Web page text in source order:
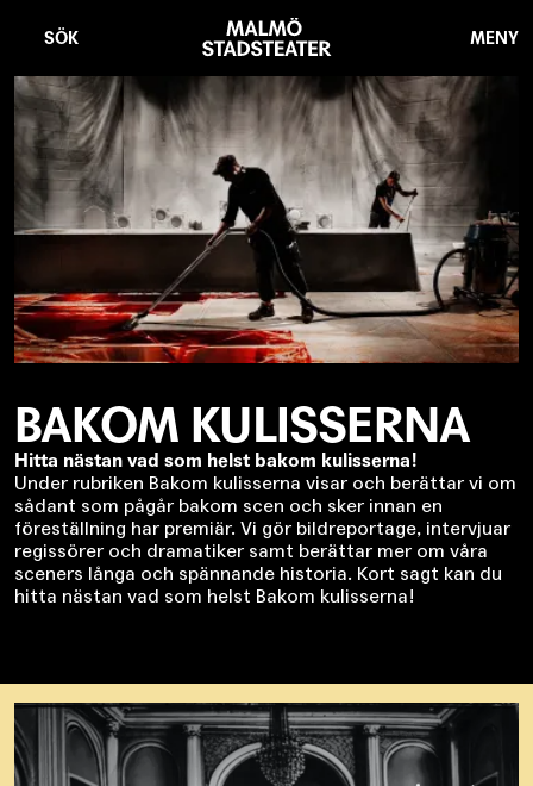
SÖK
Stadsteater
MENY
BAKOM KULISSERNA
Hitta nästan vad som helst bakom kulisserna!
Under rubriken Bakom kulisserna visar och berättar vi om
sådant som pågår bakom scen och sker innan en
föreställning har premiär. Vi gör bildreportage, intervjuar
regissörer och dramatiker samt berättar mer om våra
sceners långa och spännande historia. Kort sagt kan du
hitta nästan vad som helst Bakom kulisserna!